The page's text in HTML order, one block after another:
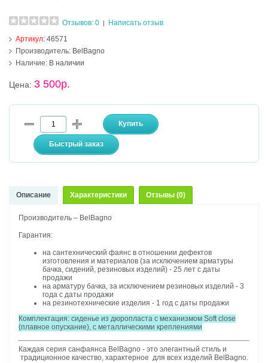
Отзывов: 0
Написать отзыв
Артикул:46571
Производитель: BelBagno
Наличие: В наличии
Цена:3 500р.
Описание Характеристики Отзывы (0)
Производитель – BelBagno
Гарантия:
на сантехнический фаянс в отношении дефектов
изготовления и материалов (за исключением арматуры
бачка, сидений, резиновых изделий) - 25 лет с даты
продажи
на арматуру бачка, за исключением резиновых изделий - 3
года с даты продажи
на резинотехнические изделия - 1 год с даты продажи
Комплектация:сиденье из дюропласта с механизмом Soft close
(плавное опускание), с металлическими креплениями
Каждая серия санфаянса BelBagno - это элегантный стиль и
традиционное качество, характерное для всех изделий BelBagno.